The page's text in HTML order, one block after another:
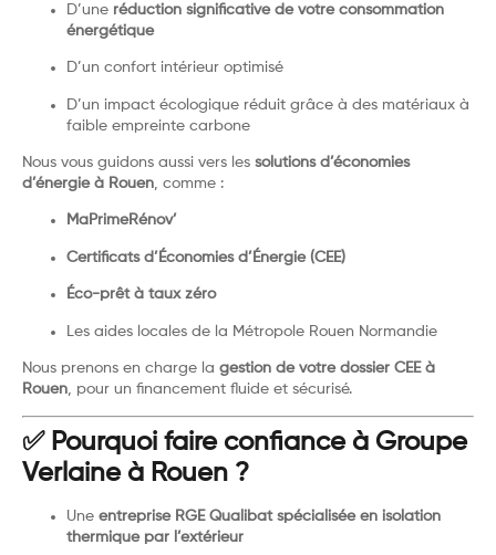
D’une réduction significative de votre consommation
énergétique
D’un confort intérieur optimisé
D’un impact écologique réduit grâce à des matériaux à
faible empreinte carbone
Nous vous guidons aussi vers les solutions d’économies
d’énergie à Rouen, comme :
MaPrimeRénov’
Certificats d’Économies d’Énergie (CEE)
Éco-prêt à taux zéro
Les aides locales de la Métropole Rouen Normandie
Nous prenons en charge la gestion de votre dossier CEE à
Rouen, pour un financement fluide et sécurisé.
✅ Pourquoi faire confiance à Groupe
Verlaine à Rouen ?
Une entreprise RGE Qualibat spécialisée en isolation
thermique par l’extérieur